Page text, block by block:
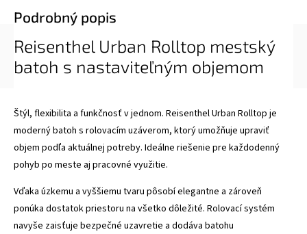
Podrobný popis
Reisenthel Urban Rolltop mestský
batoh s nastaviteľným objemom
Štýl, flexibilita a funkčnosť v jednom. Reisenthel Urban Rolltop je
moderný batoh s rolovacím uzáverom, ktorý umožňuje upraviť
objem podľa aktuálnej potreby. Ideálne riešenie pre každodenný
pohyb po meste aj pracovné využitie.
Vďaka úzkemu a vyššiemu tvaru pôsobí elegantne a zároveň
ponúka dostatok priestoru na všetko dôležité. Rolovací systém
navyše zaisťuje bezpečné uzavretie a dodáva batohu